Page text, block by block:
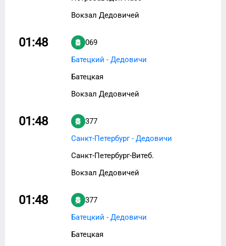
Вокзал Дедовичей
01:48
069
Батецкий - Дедовичи
Батецкая
Вокзал Дедовичей
01:48
377
Санкт-Петербург - Дедовичи
Санкт-Петербург-Витеб.
Вокзал Дедовичей
01:48
377
Батецкий - Дедовичи
Батецкая